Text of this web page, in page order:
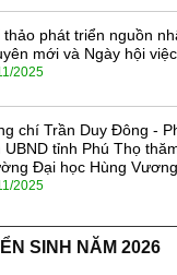
thảo phát triển nguồn
mới và Ngày hội
2025
chí Trần Duy Đông -
UBND tỉnh Phú Thọ
Đại học Hùng Vương
2025
SINH NĂM 2026